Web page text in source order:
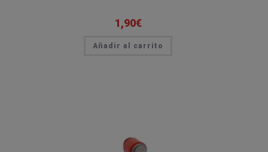
1,90€
Añadir al carrito